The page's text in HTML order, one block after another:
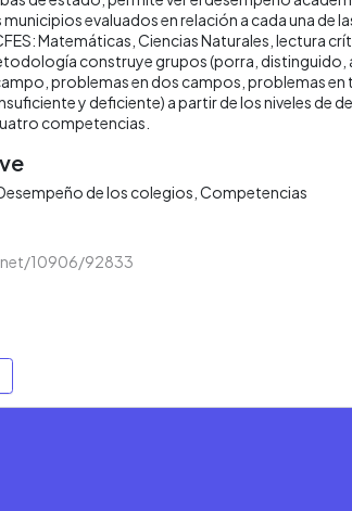
evaluados en relación a cada una de
Matemáticas, Ciencias Naturales, lectura
construye grupos (porra, distinguido,
problemas en dos campos, problemas en
y deficiente) a partir de los niveles de
competencias.
de los colegios Competencias
10906/92833